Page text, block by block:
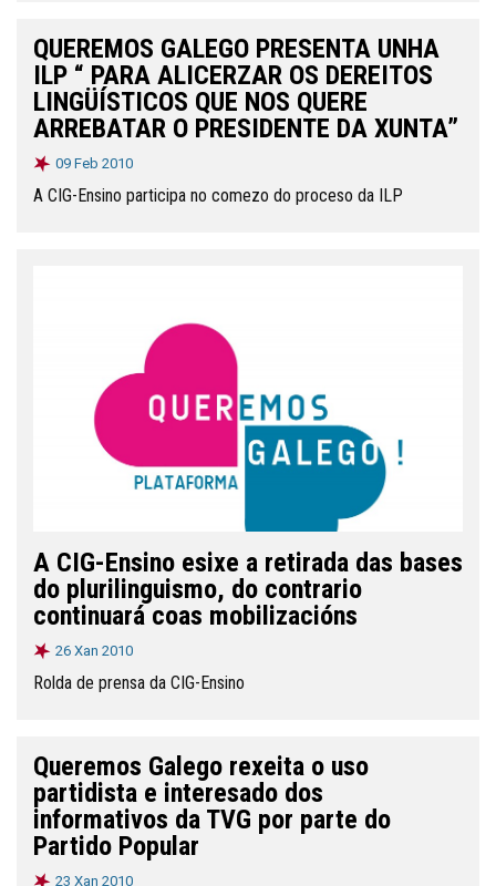
QUEREMOS GALEGO PRESENTA UNHA
ILP “ PARA ALICERZAR OS DEREITOS
LINGÜÍSTICOS QUE NOS QUERE
ARREBATAR O PRESIDENTE DA XUNTA”
09 Feb 2010
A CIG-Ensino participa no comezo do proceso da ILP
A CIG-Ensino esixe a retirada das bases
do plurilinguismo, do contrario
continuará coas mobilizacións
26 Xan 2010
Rolda de prensa da CIG-Ensino
Queremos Galego rexeita o uso
partidista e interesado dos
informativos da TVG por parte do
Partido Popular
23 Xan 2010